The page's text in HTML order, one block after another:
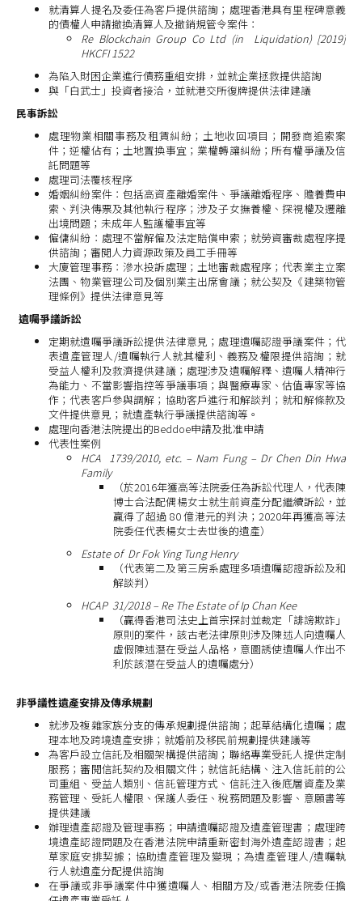
就清算人提名及委任為客戶提供諮詢；處理香港具有里程碑意義
的債權人申請撤換清算人及撤銷規管令案件：
Re Blockchain Group Co Ltd (in Liquidation) [2019]
HKCFI 1522
為陷入財困企業進行債務重組安排，並就企業拯救提供諮詢
與「白武士」投資者接洽，並就港交所復牌提供法律建議
民事訴訟
處理物業相關事務及租賃糾紛；土地收回項目；開發商追索案
件；逆權佔有；土地置換事宜；業權轉讓糾紛；所有權爭議及信
託問題等
處理司法覆核程序
婚姻糾紛案件：包括高資產離婚案件、爭議離婚程序、贍養費申
索、判決傳票及其他執行程序；涉及子女撫養權、探視權及遷離
出境問題；未成年人監護權事宜等
僱傭糾紛：處理不當解僱及法定賠償申索；就勞資審裁處程序提
供諮詢；審閱人力資源政策及員工手冊等
大廈管理事務：滲水投訴處理；土地審裁處程序；代表業主立案
法團、物業管理公司及個別業主出席會議；就公契及《建築物管
理條例》提供法律意見等
遺囑爭議訴訟
定期就遺囑爭議訴訟提供法律意見；處理遺囑認證爭議案件；代
表遺產管理人/遺囑執行人就其權利、義務及權限提供諮詢；就
受益人權利及救濟提供建議；處理涉及遺囑解釋、遺囑人精神行
為能力、不當影響指控等爭議事項；與醫療專家、估值專家等協
作；代表客戶參與調解；協助客戶進行和解談判；就和解條款及
文件提供意見；就遺產執行爭議提供諮詢等。
處理向香港法院提出的Beddoe申請及批准申請
代表性案例
HCA 1739/2010, etc. – Nam Fung – Dr Chen Din Hwa
Family
（於2016年獲高等法院委任為訴訟代理人，代表陳
博士合法配偶楊女士就生前資產分配繼續訴訟，並
贏得了超過 80 億港元的判決；2020年再獲高等法
院委任代表楊女士去世後的遺產）
Estate of Dr Fok Ying Tung Henry
（代表第二及第三房系處理多項遺囑認證訴訟及和
解談判）
HCAP 31/2018 – Re The Estate of Ip Chan Kee
（贏得香港司法史上首宗探討並裁定「誹謗欺詐」
原則的案件，該古老法律原則涉及陳述人向遺囑人
虛假陳述潛在受益人品格，意圖誘使遺囑人作出不
利於該潛在受益人的遺囑處分）
非爭議性遺產安排及傳承規劃
就涉及複雜家族分支的傳承規劃提供諮詢；起草結構化遺囑；處
理本地及跨境遺產安排；就婚前及移民前規劃提供建議等
為客戶設立信託及相關架構提供諮詢；聯絡專業受託人提供定制
服務；審閱信託契約及相關文件；就信託結構、注入信託前的公
司重組、受益人類別、信託管理方式、信託注入後底層資產及業
務管理、受託人權限、保護人委任、稅務問題及影響、意願書等
提供建議
辦理遺產認證及管理事務；申請遺囑認證及遺產管理書；處理跨
境遺產認證問題及在香港法院申請重新密封海外遺產認證書；起
草家庭安排契據；協助遺產管理及變現；為遺產管理人/遺囑執
行人就遺產分配提供諮詢
在爭議或非爭議案件中獲遺囑人、相關方及/或香港法院委任擔